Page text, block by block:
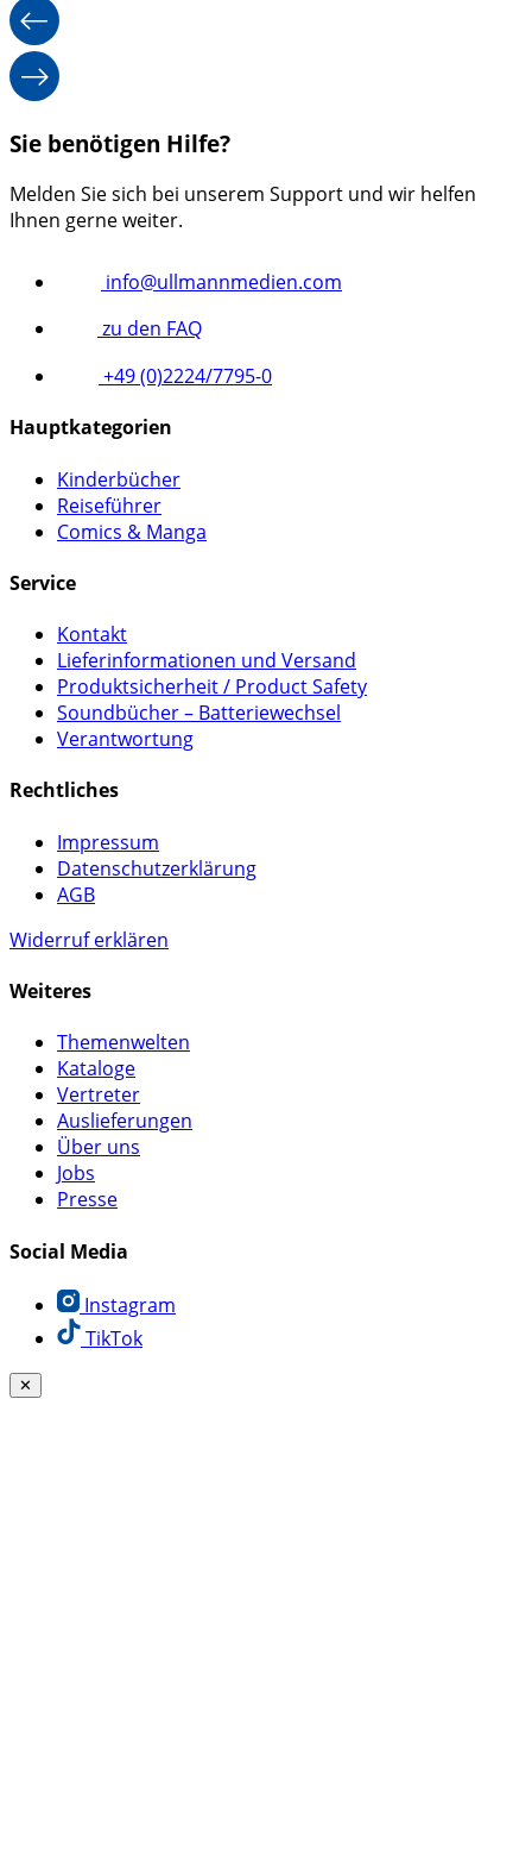
Sie benötigen Hilfe?
Melden Sie sich bei unserem Support und wir helfen
Ihnen gerne weiter.
info@ullmannmedien.com
zu den FAQ
+49 (0)2224/7795-0
Hauptkategorien
Kinderbücher
Reiseführer
Comics & Manga
Service
Kontakt
Lieferinformationen und Versand
Produktsicherheit / Product Safety
Soundbücher – Batteriewechsel
Verantwortung
Rechtliches
Impressum
Datenschutzerklärung
AGB
Widerruf erklären
Weiteres
Themenwelten
Kataloge
Vertreter
Auslieferungen
Über uns
Jobs
Presse
Social Media
Instagram
TikTok
✕